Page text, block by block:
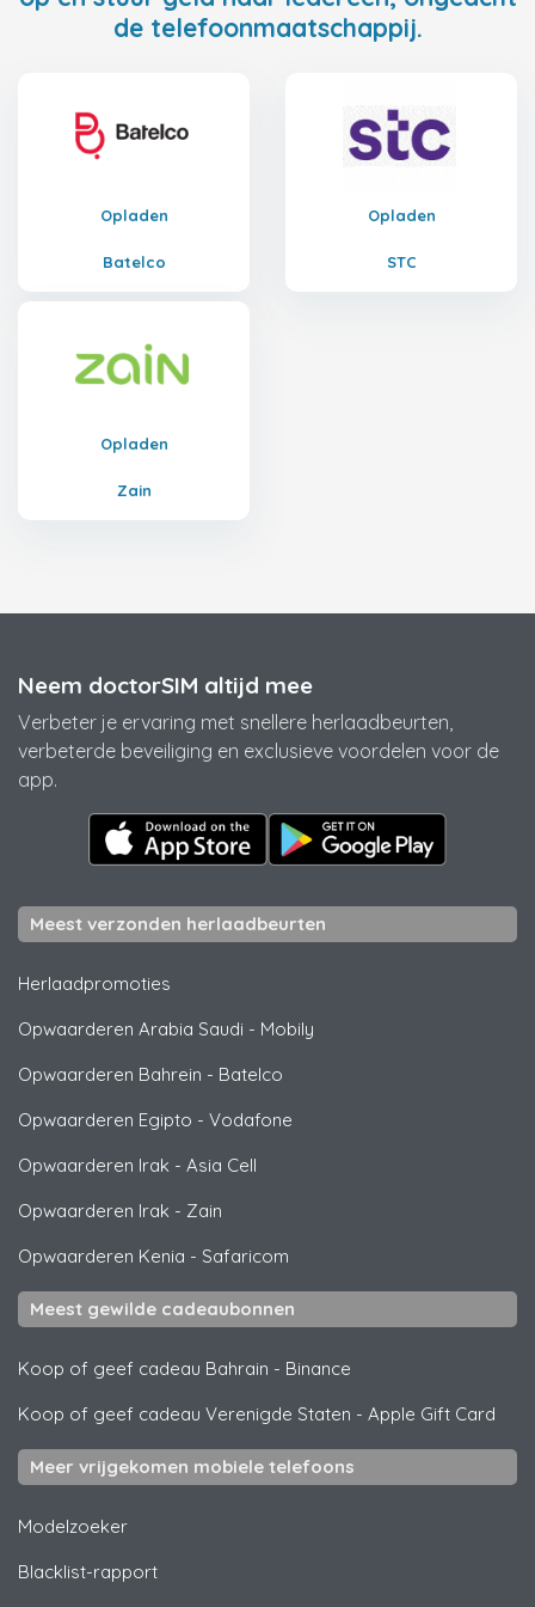
de telefoonmaatschappij.
Opladen
Batelco
Opladen
STC
Opladen
Zain
Neem doctorSIM altijd mee
Verbeter je ervaring met snellere herlaadbeurten,
verbeterde beveiliging en exclusieve voordelen voor de
app.
Meest verzonden herlaadbeurten
Herlaadpromoties
Opwaarderen Arabia Saudi - Mobily
Opwaarderen Bahrein - Batelco
Opwaarderen Egipto - Vodafone
Opwaarderen Irak - Asia Cell
Opwaarderen Irak - Zain
Opwaarderen Kenia - Safaricom
Meest gewilde cadeaubonnen
Koop of geef cadeau Bahrain - Binance
Koop of geef cadeau Verenigde Staten - Apple Gift Card
Meer vrijgekomen mobiele telefoons
Modelzoeker
Blacklist-rapport